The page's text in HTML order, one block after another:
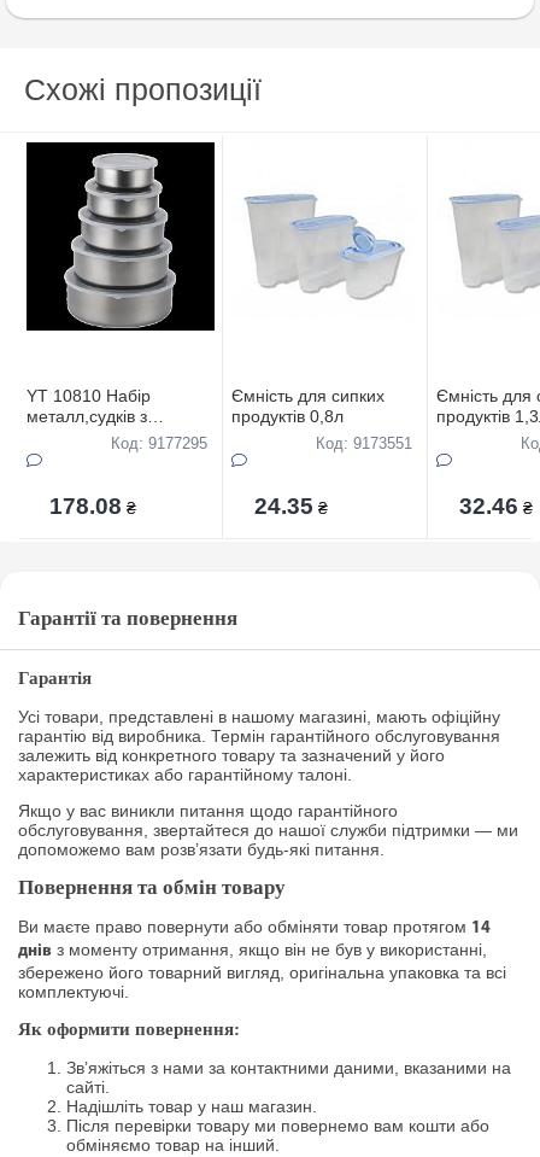
Схожі пропозиції
YT 10810 Набiр
металл,судкiв з
5пр(10/12/14/16/18см)
Код: 9177295
178.08 ₴
Ємнiсть для сипких
продуктiв 0,8л
Код: 9173551
24.35 ₴
Ємнiсть для
продуктiв
32.46 ₴
Гарантії та повернення
Гарантія
Усі товари, представлені в нашому магазині, мають офіційну
гарантію від виробника. Термін гарантійного обслуговування
залежить від конкретного товару та зазначений у його
характеристиках або гарантійному талоні.
Якщо у вас виникли питання щодо гарантійного
обслуговування, звертайтеся до нашої служби підтримки — ми
допоможемо вам розв’язати будь-які питання.
Повернення та обмін товару
Ви маєте право повернути або обміняти товар протягом 14
днів з моменту отримання, якщо він не був у використанні,
збережено його товарний вигляд, оригінальна упаковка та всі
комплектуючі.
Як оформити повернення:
Зв’яжіться з нами за контактними даними, вказаними на
сайті.
Надішліть товар у наш магазин.
Після перевірки товару ми повернемо вам кошти або
обміняємо товар на інший.